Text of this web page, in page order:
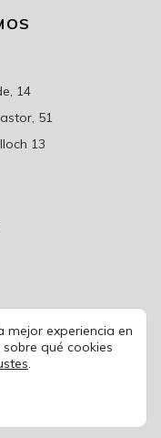
14
51
13
uso|
experiencia en
qué cookies
.